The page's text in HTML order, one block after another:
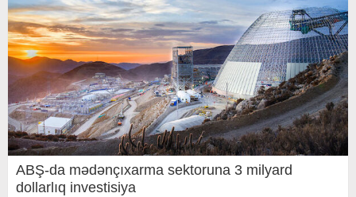
ABŞ-da mədənçıxarma sektoruna 3 milyard
dollarlıq investisiya